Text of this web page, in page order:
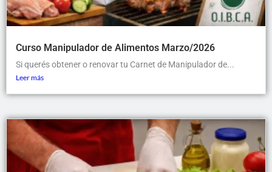
Curso Manipulador de Alimentos Marzo/2026
Si querés obtener o renovar tu Carnet de Manipulador de...
Leer más